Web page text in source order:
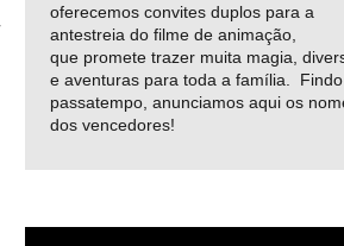
oferecemos convites duplos para a
antestreia do filme de animação,
que promete trazer muita magia,
e aventuras para toda a família.
passatempo, anunciamos aqui os
dos vencedores!